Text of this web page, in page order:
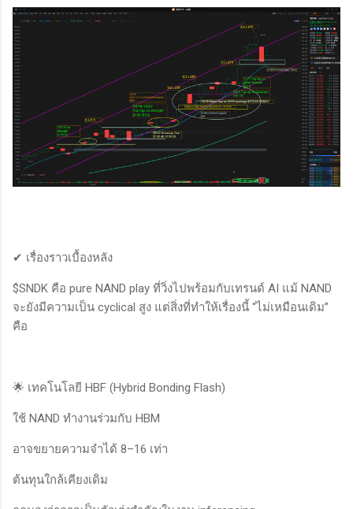
✔ เรื่องราวเบื้องหลัง
$SNDK คือ pure NAND play ที่วิ่งไปพร้อมกับเทรนด์ AI แม้ NAND
จะยังมีความเป็น cyclical สูง แต่สิ่งที่ทำให้เรื่องนี้ “ไม่เหมือนเดิม”
คือ
🌟 เทคโนโลยี HBF (Hybrid Bonding Flash)
ใช้ NAND ทำงานร่วมกับ HBM
อาจขยายความจำได้ 8–16 เท่า
ต้นทุนใกล้เคียงเดิม